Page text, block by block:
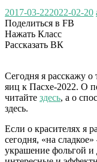
2017-03-222022-02-20
Поделиться в FB
Нажать Класс
Рассказать ВК
Сегодня я расскажу
яиц к Пасхе-2022. О
читайте здесь, а о
здесь.
Если о красителях я
сегодня, «на
украшение фольгой